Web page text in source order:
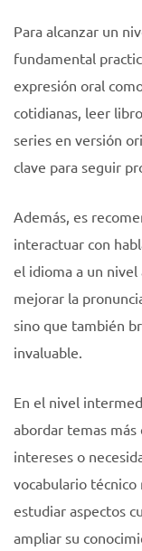
Para alcanzar un
fundamental
expresión oral
cotidianas, leer
series en versión
clave para seguir
Además, es
interactuar con
el idioma a un nivel
mejorar la
sino que también
invaluable.
En el nivel
abordar temas más
intereses o
vocabulario técnico
estudiar aspectos
ampliar su